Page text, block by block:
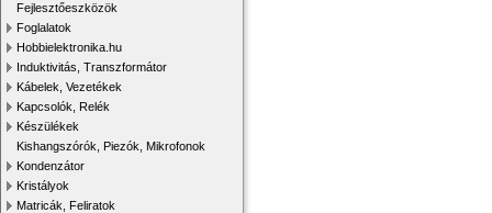
Fejlesztőeszközök
Foglalatok
Hobbielektronika.hu
Induktivitás, Transzformátor
Kábelek, Vezetékek
Kapcsolók, Relék
Készülékek
Kishangszórók, Piezók, Mikrofonok
Kondenzátor
Kristályok
Matricák, Feliratok